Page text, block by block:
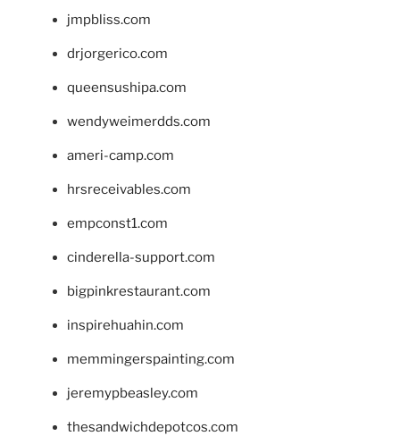
jmpbliss.com
drjorgerico.com
queensushipa.com
wendyweimerdds.com
ameri-camp.com
hrsreceivables.com
empconst1.com
cinderella-support.com
bigpinkrestaurant.com
inspirehuahin.com
memmingerspainting.com
jeremypbeasley.com
thesandwichdepotcos.com